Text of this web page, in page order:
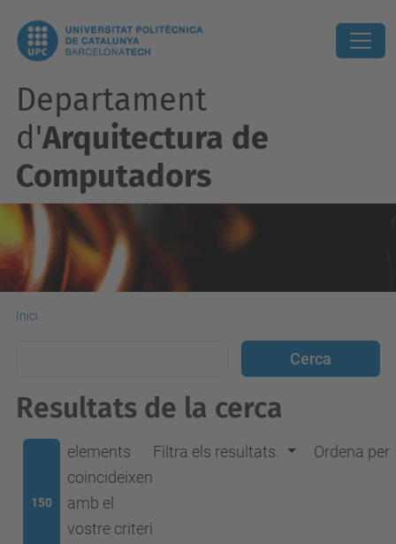
Departament
d'Arquitectura de
Computadors
Inici
Resultats de la cerca
150
elements
coincideixen
amb el
vostre criteri
Filtra els resultats. Ordena per